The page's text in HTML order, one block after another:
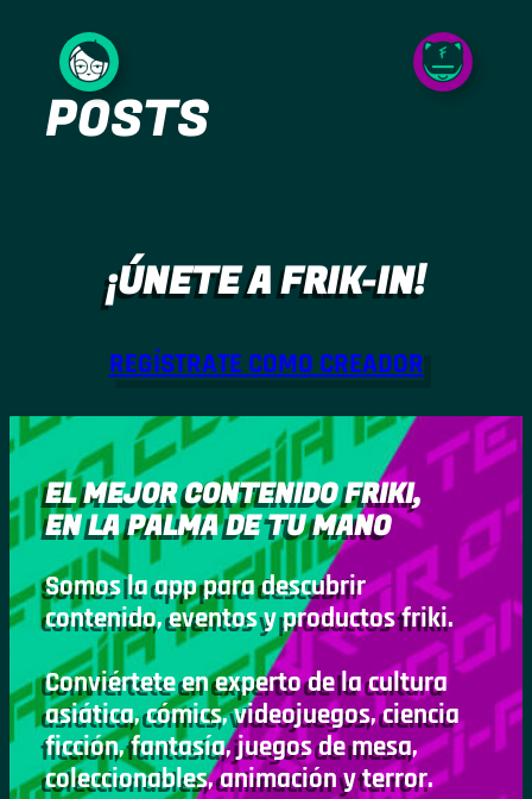
contenido
POSTS
¡ÚNETE A FRIK-IN!
REGÍSTRATE COMO CREADOR
EL MEJOR CONTENIDO FRIKI,
EN LA PALMA DE TU MANO
Somos la app para descubrir
contenido, eventos y productos friki.
Conviértete en experto de la cultura
asiática, cómics, videojuegos, ciencia
ficción, fantasía, juegos de mesa,
coleccionables, animación y terror.